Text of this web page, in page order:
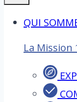
QUI
La Mission